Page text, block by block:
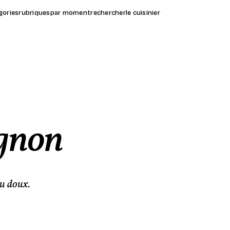
rubriquespar momentrechercherle cuisinier
doux.